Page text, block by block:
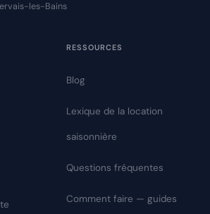
les-Bains
RESSOURCES
Blog
Lexique de la location
saisonnière
Questions fréquentes
Comment faire — guides